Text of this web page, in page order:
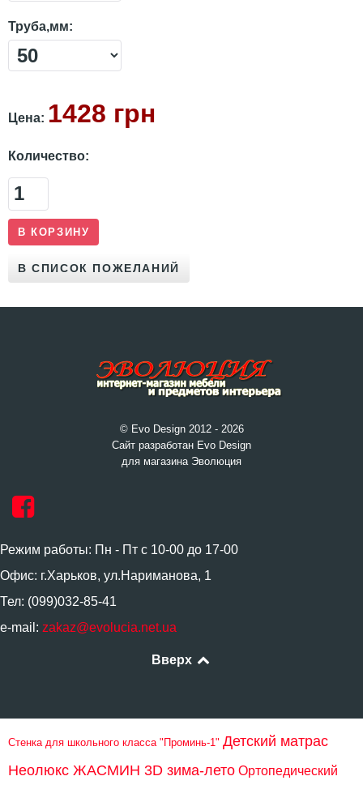
Труба,мм:
Цена: 1428 грн
Количество:
© Evo Design 2012 - 2026
Сайт разработан Evo Design
для магазина Эволюция
Режим работы: Пн - Пт с 10-00 до 17-00
Офис: г.Харьков, ул.Нариманова, 1
Тел: (099)032-85-41
e-mail: zakaz@evolucia.net.ua
Вверх
Стенка для школьного класса "Проминь-1" Детский матрас
Неолюкс ЖАСМИН 3D зима-лето Ортопедический